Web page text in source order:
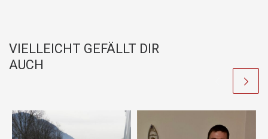
b
o
A Li
VIELLEICHT GEFÄLLT DIR
AUCH